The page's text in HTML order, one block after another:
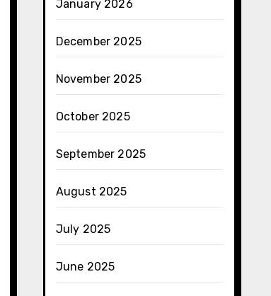
January 2026
December 2025
November 2025
October 2025
September 2025
August 2025
July 2025
June 2025